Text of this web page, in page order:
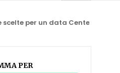
per un data Center spiegate ai
PER